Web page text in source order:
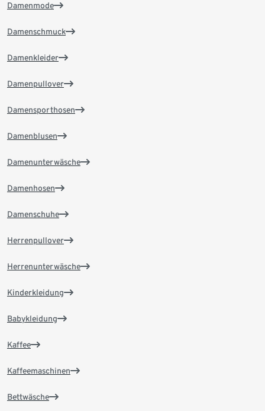
Damenmode
Damenschmuck
Damenkleider
Damenpullover
Damensporthosen
Damenblusen
Damenunterwäsche
Damenhosen
Damenschuhe
Herrenpullover
Herrenunterwäsche
Kinderkleidung
Babykleidung
Kaffee
Kaffeemaschinen
Bettwäsche